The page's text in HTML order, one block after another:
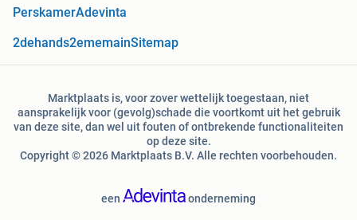
PerskamerAdevinta
2dehands2ememainSitemap
Marktplaats is, voor zover wettelijk toegestaan, niet
aansprakelijk voor (gevolg)schade die voortkomt uit het gebruik
van deze site, dan wel uit fouten of ontbrekende functionaliteiten
op deze site.
Copyright © 2026 Marktplaats B.V. Alle rechten voorbehouden.
een onderneming